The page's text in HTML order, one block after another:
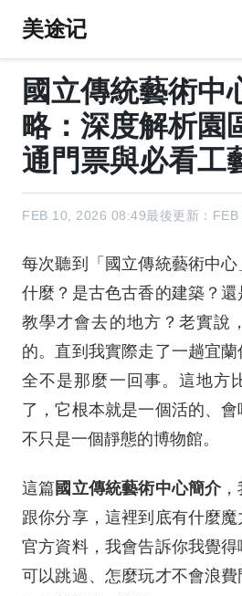
美途记
國立傳統藝術中
略：深度解析園
通門票與必看工
FEB 10, 2026 08:49最後更新：
每次聽到「國立傳統藝術中
什麼？是古色古香的建築？
教學才會去的地方？老實說
的。直到我實際走了一趟宜
全不是那麼一回事。這地方
了，它根本就是一個活的、
不只是一個靜態的博物館。
這篇國立傳統藝術中心簡介，
跟你分享，這裡到底有什麼
官方資料，我會告訴你我覺
可以跳過、怎麼玩才不會浪